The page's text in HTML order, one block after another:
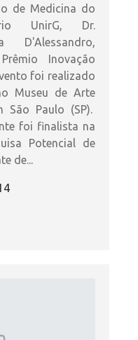
de Medicina do
UnirG, Dr.
D'Alessandro,
Inovação
foi realizado
Museu de Arte
São Paulo (SP).
foi finalista na
Potencial de
de...